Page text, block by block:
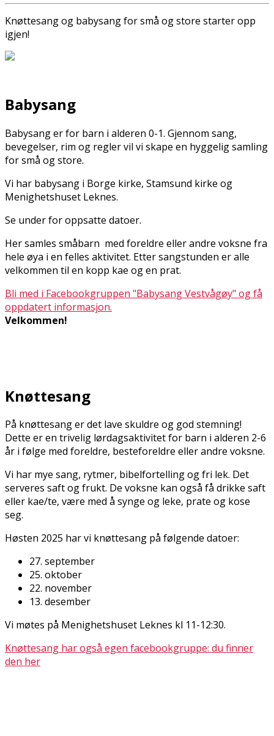
Knøttesang og babysang for små og store starter opp
igjen!
Babysang
Babysang er for barn i alderen 0-1. Gjennom sang,
bevegelser, rim og regler vil vi skape en hyggelig samling
for små og store.
Vi har babysang i Borge kirke, Stamsund kirke og
Menighetshuset Leknes.
Se under for oppsatte datoer.
Her samles småbarn med foreldre eller andre voksne fra
hele øya i en felles aktivitet. Etter sangstunden er alle
velkommen til en kopp kaffe og en prat.
Bli med i Facebookgruppen "Babysang Vestvågøy" og få
oppdatert informasjon.
Velkommen!
Knøttesang
På knøttesang er det lave skuldre og god stemning!
Dette er en trivelig lørdagsaktivitet for barn i alderen 2-6
år i følge med foreldre, besteforeldre eller andre voksne.
Vi har mye sang, rytmer, bibelfortelling og fri lek. Det
serveres saft og frukt. De voksne kan også få drikke saft
eller kaffe/te, være med å synge og leke, prate og kose
seg.
Høsten 2025 har vi knøttesang på følgende datoer:
27. september
25. oktober
22. november
13. desember
Vi møtes på Menighetshuset Leknes kl 11-12:30.
Knøttesang har også egen facebookgruppe: du finner
den her